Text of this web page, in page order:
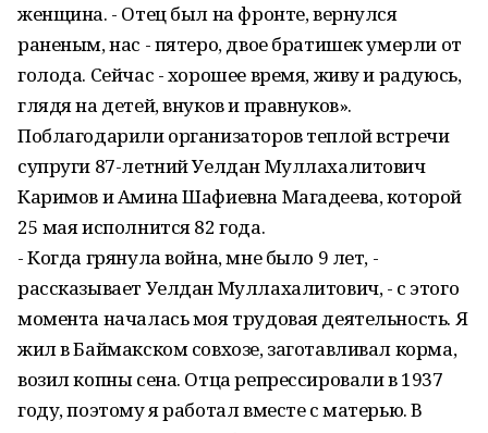
женщина. - Отец был на фронте, вернулся
раненым, нас - пятеро, двое братишек умерли от
голода. Сейчас - хорошее время, живу и радуюсь,
глядя на детей, внуков и правнуков».
Поблагодарили организаторов теплой встречи
супруги 87-летний Уелдан Муллахалитович
Каримов и Амина Шафиевна Магадеева, которой
25 мая исполнится 82 года.
- Когда грянула война, мне было 9 лет, -
рассказывает Уелдан Муллахалитович, - с этого
момента началась моя трудовая деятельность. Я
жил в Баймакском совхозе, заготавливал корма,
возил копны сена. Отца репрессировали в 1937
году, поэтому я работал вместе с матерью. В